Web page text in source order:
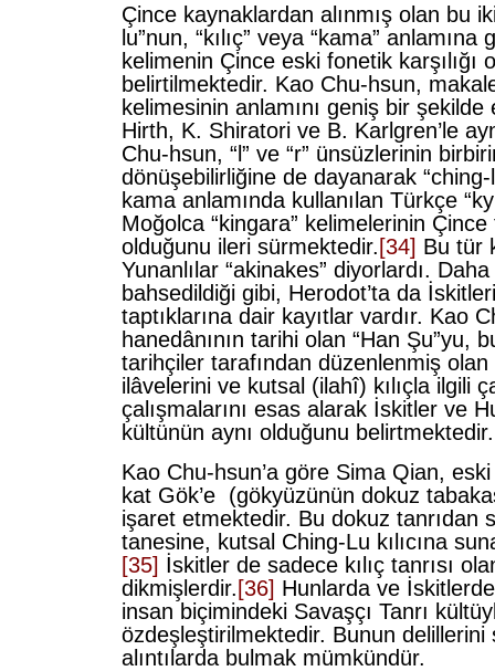
Çince kaynaklardan alınmış olan bu
lu”nun, “kılıç” veya “kama”
kelimenin Çince eski fonetik karşılığı
belirtilmektedir. Kao Chu-hsun,
kelimesinin anlamını geniş bir şekilde
Hirth, K. Shiratori ve B. Karlgren’le
Chu-hsun, “l” ve “r” ünsüzlerinin
dönüşebilirliğine de dayanarak
kama anlamında kullanılan Türkçe
Moğolca “kingara” kelimelerinin Çince
olduğunu ileri sürmektedir. [34] Bu tür
Yunanlılar “akinakes” diyorlardı.
bahsedildiği gibi, Herodot’ta da
taptıklarına dair kayıtlar vardır. Kao
hanedânının tarihi olan “Han Şu”yu,
tarihçiler tarafından düzenlenmiş
ilâvelerini ve kutsal (ilahî) kılıçla ilgili
çalışmalarını esas alarak İskitler ve
kültünün aynı olduğunu belirtmektedir.
Kao Chu-hsun’a göre Sima Qian,
kat Gök’e (gökyüzünün dokuz
işaret etmektedir. Bu dokuz tanrıdan
tanesine, kutsal Ching-Lu kılıcına
[35] İskitler de sadece kılıç tanrısı
dikmişlerdir. [36] Hunlarda ve İskitlerde
insan biçimindeki Savaşçı Tanrı
özdeşleştirilmektedir. Bunun delillerini
alıntılarda bulmak mümkündür.